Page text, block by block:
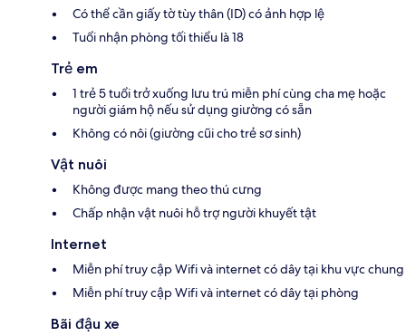
Có thể cần giấy tờ tùy thân (ID) có ảnh hợp lệ
Tuổi nhận phòng tối thiểu là 18
Trẻ em
1 trẻ 5 tuổi trở xuống lưu trú miễn phí cùng cha mẹ hoặc
người giám hộ nếu sử dụng giường có sẵn
Không có nôi (giường cũi cho trẻ sơ sinh)
Vật nuôi
Không được mang theo thú cưng
Chấp nhận vật nuôi hỗ trợ người khuyết tật
Internet
Miễn phí truy cập Wifi và internet có dây tại khu vực chung
Miễn phí truy cập Wifi và internet có dây tại phòng
Bãi đậu xe